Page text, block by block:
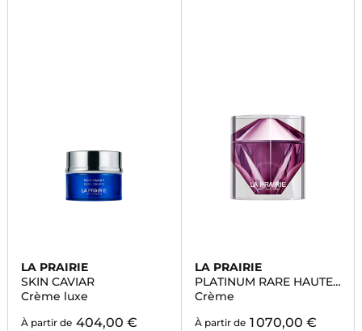
LA PRAIRIE
SKIN CAVIAR
Crème luxe
À partir de 404,00 €
LA PRAIRIE
PLATINUM RARE HAUTE-
REJUVENATION
Crème
À partir de 1 070,00 €